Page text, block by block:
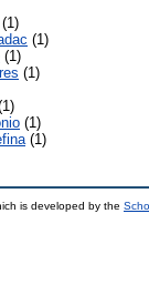
(1)
(1)
(1)
(1)
(1)
(1)
is developed by the